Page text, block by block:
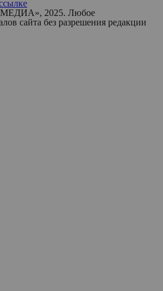
2025. Любое
сайта без разрешения редакции